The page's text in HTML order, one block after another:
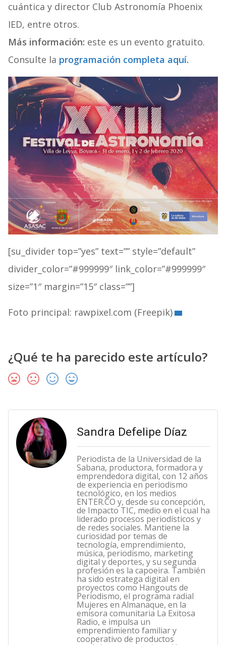
cuántica y director Club Astronomía Phoenix
IED, entre otros.
Más información: este es un evento gratuito.
Consulte la programación completa aquí.
[su_divider top=”yes” text=”” style=”default”
divider_color=”#999999″ link_color=”#999999″
size=”1″ margin=”15″ class=””]
Foto principal: rawpixel.com (Freepik)
¿Qué te ha parecido este artículo?
Sandra Defelipe Díaz
Periodista de la Universidad de la
Sabana, productora, formadora y
emprendedora digital, con 12 años
de experiencia en periodismo
tecnológico, en los medios
ENTER.CO y, desde su concepción,
de Impacto TIC, medio en el cual ha
liderado procesos periodísticos y
de redes sociales. Mantiene la
curiosidad por temas de
tecnología, emprendimiento,
música, periodismo, marketing
digital y deportes, y su segunda
profesión es la capoeira. También
ha sido estratega digital en
proyectos como Hangouts de
Periodismo, el programa radial
Mujeres en Almanaque, en la
emisora comunitaria La Exitosa
Radio, e impulsa un
emprendimiento familiar y
cooperativo de productos